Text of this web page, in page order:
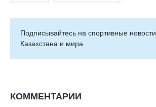
Подписывайтесь на cпортивные новости
Казахстана и мира
КОММЕНТАРИИ